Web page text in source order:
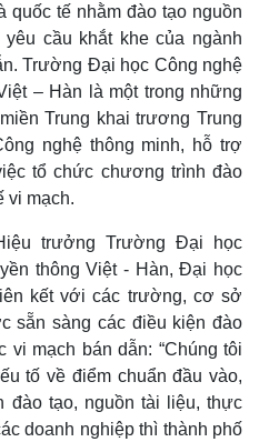
Thị trường
Giá vàng
Tiêu dùng
Tỷ giá
tế nhằm đào tạo nguồn
cầu khắt khe của ngành
Trường Đại học Công nghệ
– Hàn là một trong những
Trung khai trương Trung
nghệ thông minh, hỗ trợ
tổ chức chương trình đào
vi mạch.
trưởng Trường Đại học
thông Việt - Hàn, Đại học
kết với các trường, cơ sở
sẵn sàng các điều kiện đào
mạch bán dẫn: “Chúng tôi
tố về điểm chuẩn đầu vào,
tạo, nguồn tài liệu, thực
doanh nghiệp thì thành phố